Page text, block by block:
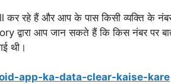
कर रहे हैं और आप के पास किसी व्यक्ति के
द्वारा आप जान सकते हैं कि किस नंबर पर
थी।
app-ka-data-clear-kaise-kare